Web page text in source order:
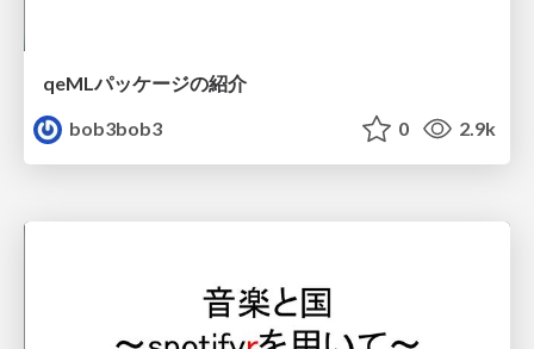
qeMLパッケージの紹介
bob3bob3
0 2.9k